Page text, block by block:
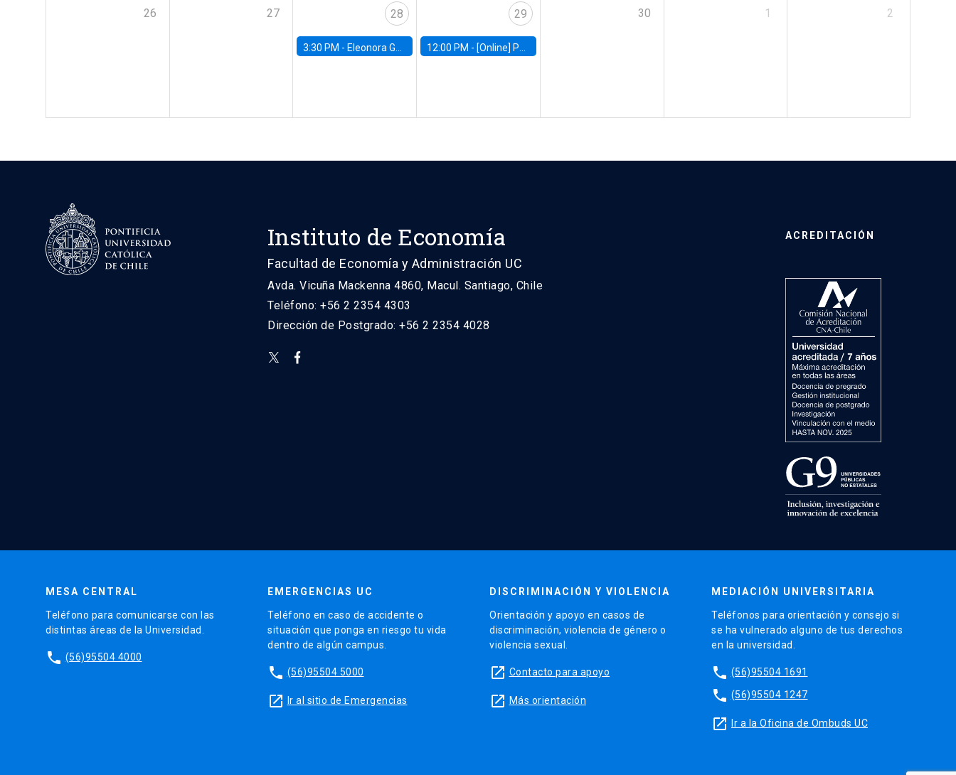
26 27 28
3:30 PM - Eleonora Guarnieri, Exeter University
29
12:00 PM - [Online] Pablo Slutzky, University of Maryland
30 1 2
Instituto de Economía
Facultad de Economía y Administración UC
Avda. Vicuña Mackenna 4860, Macul. Santiago, Chile
Teléfono: +56 2 2354 4303
Dirección de Postgrado: +56 2 2354 4028
ACREDITACIÓN
MESA CENTRAL
Teléfono para comunicarse con las
distintas áreas de la Universidad.
phone (56)95504 4000
EMERGENCIAS UC
Teléfono en caso de accidente o
situación que ponga en riesgo tu vida
dentro de algún campus.
phone (56)95504 5000
launch Ir al sitio de Emergencias
DISCRIMINACIÓN Y VIOLENCIA
Orientación y apoyo en casos de
discriminación, violencia de género o
violencia sexual.
launch Contacto para apoyo
launch Más orientación
MEDIACIÓN UNIVERSITARIA
Teléfonos para orientación y consejo si
se ha vulnerado alguno de tus derechos
en la universidad.
phone (56)95504 1691
phone (56)95504 1247
launch Ir a la Oficina de Ombuds UC